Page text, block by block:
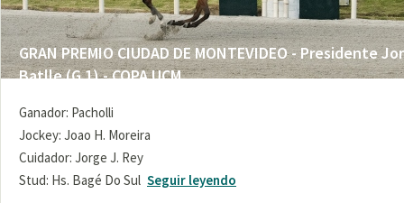
GRAN PREMIO CIUDAD DE MONTEVIDEO - Presidente
Batlle (G 1) - COPA UCM
Ganador: Pacholli
Jockey: Joao H. Moreira
Cuidador: Jorge J. Rey
Stud: Hs. Bagé Do Sul Seguir leyendo